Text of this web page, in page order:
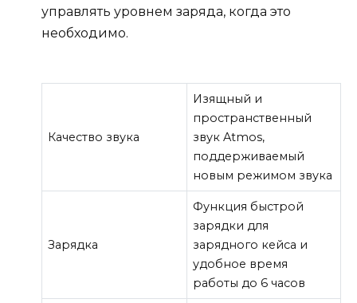
управлять уровнем заряда, когда это
необходимо.
Качество звука
Изящный и
пространственный
звук Atmos,
поддерживаемый
новым режимом звука
Зарядка
Функция быстрой
зарядки для
зарядного кейса и
удобное время
работы до 6 часов